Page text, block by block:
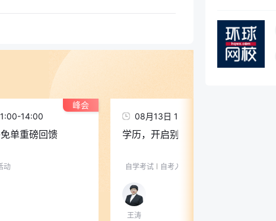
峰会
单重磅回馈
动
14:00
学历，开启别样人生
自学考试 自考入门导学
08月13日 11:00-12:10
王涛